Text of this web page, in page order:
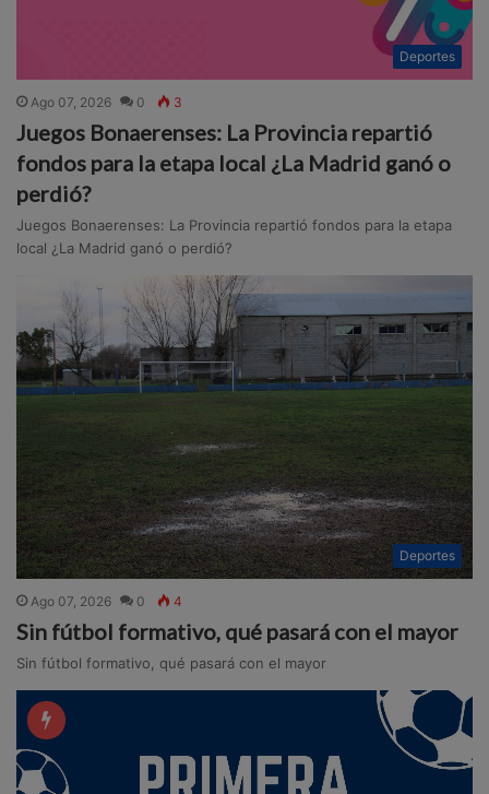
Deportes
Ago 07, 2026 0 3
Juegos Bonaerenses: La Provincia repartió
fondos para la etapa local ¿La Madrid ganó o
perdió?
Juegos Bonaerenses: La Provincia repartió fondos para la etapa
local ¿La Madrid ganó o perdió?
Deportes
Ago 07, 2026 0 4
Sin fútbol formativo, qué pasará con el mayor
Sin fútbol formativo, qué pasará con el mayor